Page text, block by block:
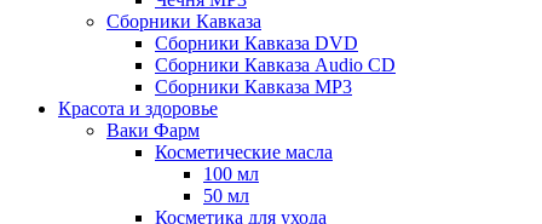
Сборники Кавказа
Сборники Кавказа DVD
Сборники Кавказа Audio CD
Сборники Кавказа MP3
Красота и здоровье
Ваки Фарм
Косметические масла
100 мл
50 мл
Косметика для ухода